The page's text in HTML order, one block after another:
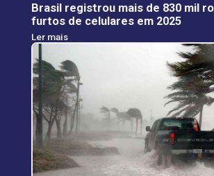
Brasil registrou mais de 830 mil
furtos de celulares em 2025
Ler mais